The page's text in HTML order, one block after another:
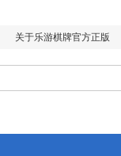
关于乐游棋牌官方正版